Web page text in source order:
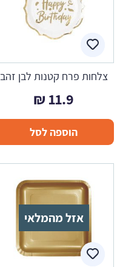
צלחות פרח קטנות לבן זהב
11.9
₪
הוספה לסל
אזל מהמלאי